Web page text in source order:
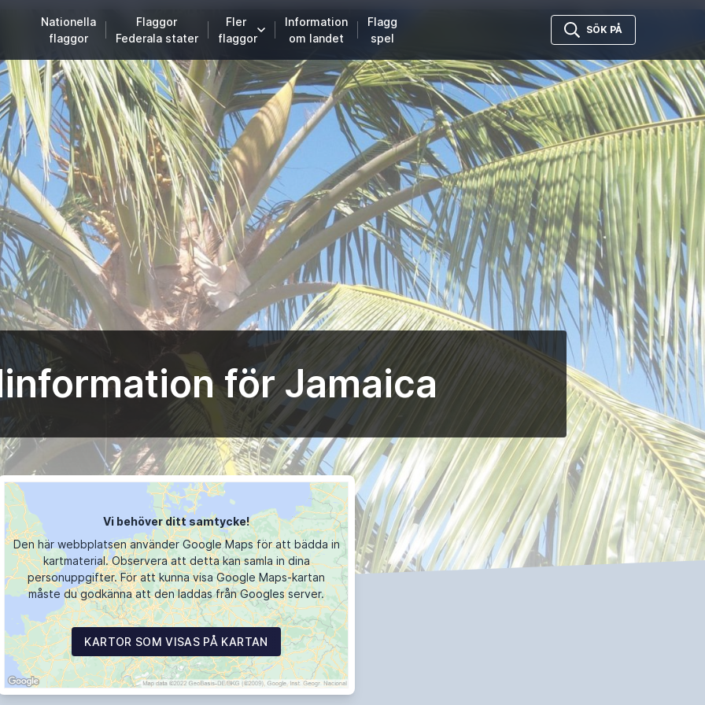
Nationella
flaggor
Flaggor
Federala stater
Fler
flaggor
Information
om landet
Flagg
spel
SÖK PÅ
för Jamaica
Vi behöver ditt samtycke!
Den här webbplatsen använder Google Maps för att bädda in
kartmaterial. Observera att detta kan samla in dina
personuppgifter. För att kunna visa Google Maps-kartan
måste du godkänna att den laddas från Googles server.
KARTOR SOM VISAS PÅ KARTAN